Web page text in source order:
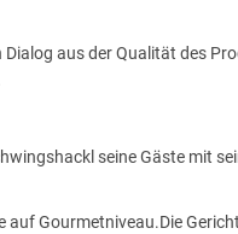
Dialog aus der Qualität des
seine Gäste mit
auf Gourmetniveau.Die